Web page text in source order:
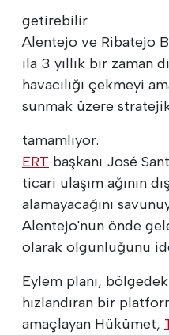
getirebilir
Alentejo ve Ribatejo
ila 3 yıllık bir zaman
havacılığı çekmeyi
sunmak üzere
tamamlıyor.
ERT başkanı José
ticari ulaşım ağının
alamayacağını
Alentejo'nun önde
olarak olgunluğunu
Eylem planı,
hızlandıran bir
amaçlayan Hükümet,